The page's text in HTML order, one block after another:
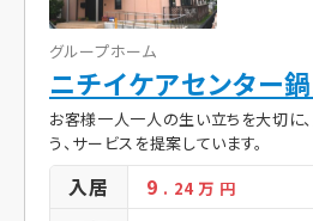
グループホーム
ニチイケアセンター
お客様一人一人の生い立ちを大切に
う、サービスを提案しています。
入居 9 . 24万 円